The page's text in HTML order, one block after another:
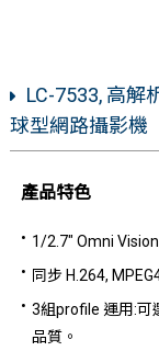
LC-7533, 高
球型網路攝影機
產品特色
1/2.7" Omni
同步 H.264,
3組profile 運用:可
品質。